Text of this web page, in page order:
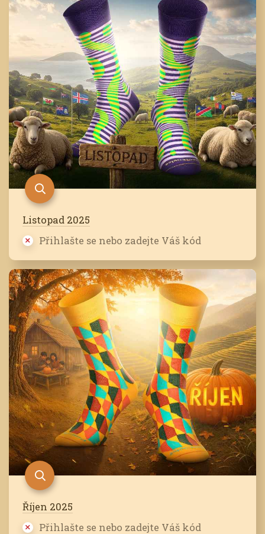
Listopad 2025
Přihlašte se nebo zadejte Váš kód
Říjen 2025
Přihlašte se nebo zadejte Váš kód